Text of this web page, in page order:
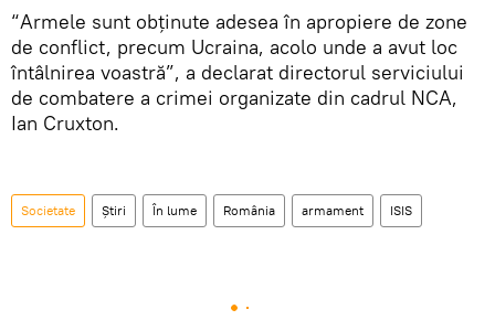
“Armele sunt obţinute adesea în apropiere de zone
de conflict, precum Ucraina, acolo unde a avut loc
întâlnirea voastră”, a declarat directorul serviciului
de combatere a crimei organizate din cadrul NCA,
Ian Cruxton.
Societate Știri În lume România armament ISIS